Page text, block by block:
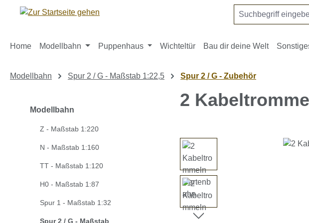
Hauptinhalt springen
Zur Suche springen
Zur Hauptnavigation springen
Home Modellbahn Puppenhaus Wichteltür Bau dir deine Welt
Modellbahn Spur 2 / G - Maßstab 1:22,5 Spur 2 / G - Zubehör
Modellbahn
Z - Maßstab 1:220
N - Maßstab 1:160
TT - Maßstab 1:120
H0 - Maßstab 1:87
Spur 1 - Maßstab 1:32
Spur 2 / G - Maßstab
2
Bildergalerie überspringen